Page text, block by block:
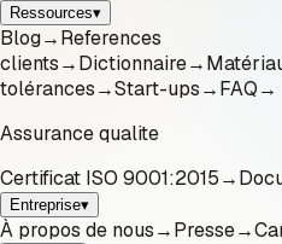
Ressources▾
Blog→References
clients→Dictionnaire→
tolérances→Start-ups→FAQ→
Assurance qualite
Certificat ISO 9001:2015→
Entreprise▾
À propos de nous→Presse→